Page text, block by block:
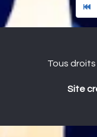
Tous
Site